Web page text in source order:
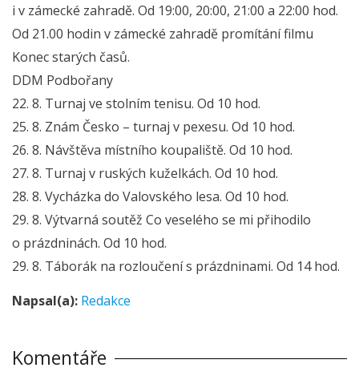
i v zámecké zahradě. Od 19:00, 20:00, 21:00 a 22:00 hod.
Od 21.00 hodin v zámecké zahradě promítání filmu
Konec starých časů.
DDM Podbořany
22. 8. Turnaj ve stolním tenisu. Od 10 hod.
25. 8. Znám Česko – turnaj v pexesu. Od 10 hod.
26. 8. Návštěva místního koupaliště. Od 10 hod.
27. 8. Turnaj v ruských kuželkách. Od 10 hod.
28. 8. Vycházka do Valovského lesa. Od 10 hod.
29. 8. Výtvarná soutěž Co veselého se mi přihodilo
o prázdninách. Od 10 hod.
29. 8. Táborák na rozloučení s prázdninami. Od 14 hod.
Napsal(a): Redakce
Komentáře